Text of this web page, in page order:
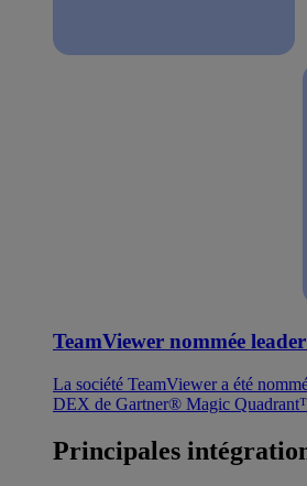
TeamViewer nommée
La société TeamViewer a été
DEX de Gartner® Magic
Principales